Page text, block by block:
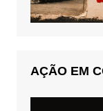
AÇÃO EM